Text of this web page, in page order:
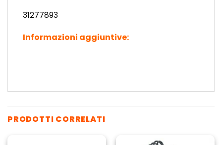
31277893
Informazioni aggiuntive:
PRODOTTI CORRELATI